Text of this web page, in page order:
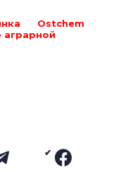
Ostchem
аграрной